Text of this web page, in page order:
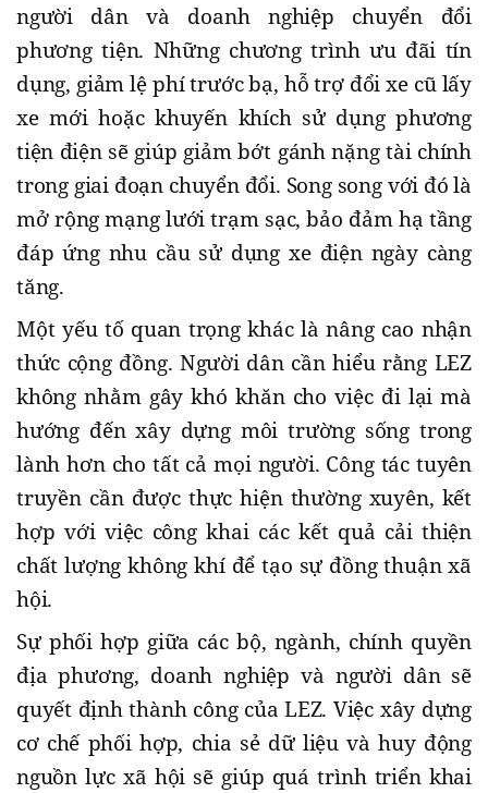
người dân và doanh nghiệp chuyển đổi
phương tiện. Những chương trình ưu đãi tín
dụng, giảm lệ phí trước bạ, hỗ trợ đổi xe cũ lấy
xe mới hoặc khuyến khích sử dụng phương
tiện điện sẽ giúp giảm bớt gánh nặng tài chính
trong giai đoạn chuyển đổi. Song song với đó là
mở rộng mạng lưới trạm sạc, bảo đảm hạ tầng
đáp ứng nhu cầu sử dụng xe điện ngày càng
tăng.
Một yếu tố quan trọng khác là nâng cao nhận
thức cộng đồng. Người dân cần hiểu rằng LEZ
không nhằm gây khó khăn cho việc đi lại mà
hướng đến xây dựng môi trường sống trong
lành hơn cho tất cả mọi người. Công tác tuyên
truyền cần được thực hiện thường xuyên, kết
hợp với việc công khai các kết quả cải thiện
chất lượng không khí để tạo sự đồng thuận xã
hội.
Sự phối hợp giữa các bộ, ngành, chính quyền
địa phương, doanh nghiệp và người dân sẽ
quyết định thành công của LEZ. Việc xây dựng
cơ chế phối hợp, chia sẻ dữ liệu và huy động
nguồn lực xã hội sẽ giúp quá trình triển khai